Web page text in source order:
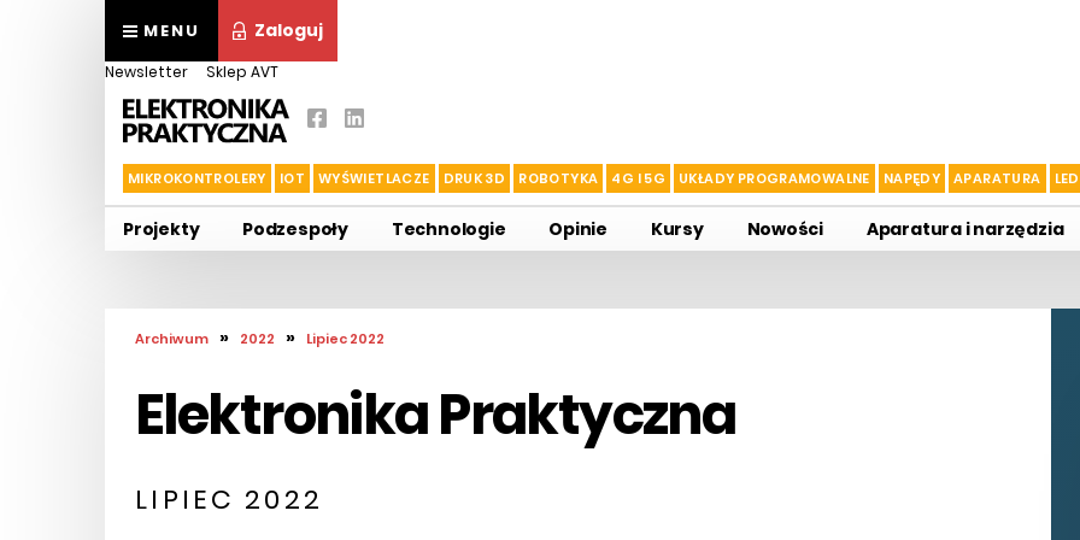
MENU Zaloguj
Newsletter Sklep AVT
MIKROKONTROLERY IOT WYŚWIETLACZE DRUK 3D ROBOTYKA 4G I 5G UKŁADY PROGRAMOWALNE NAPĘDY APARATURA LED
Projekty Podzespoły Technologie Opinie Kursy Nowości Aparatura i narzędzia
Archiwum » 2022 » Lipiec 2022
Elektronika Praktyczna
LIPIEC 2022